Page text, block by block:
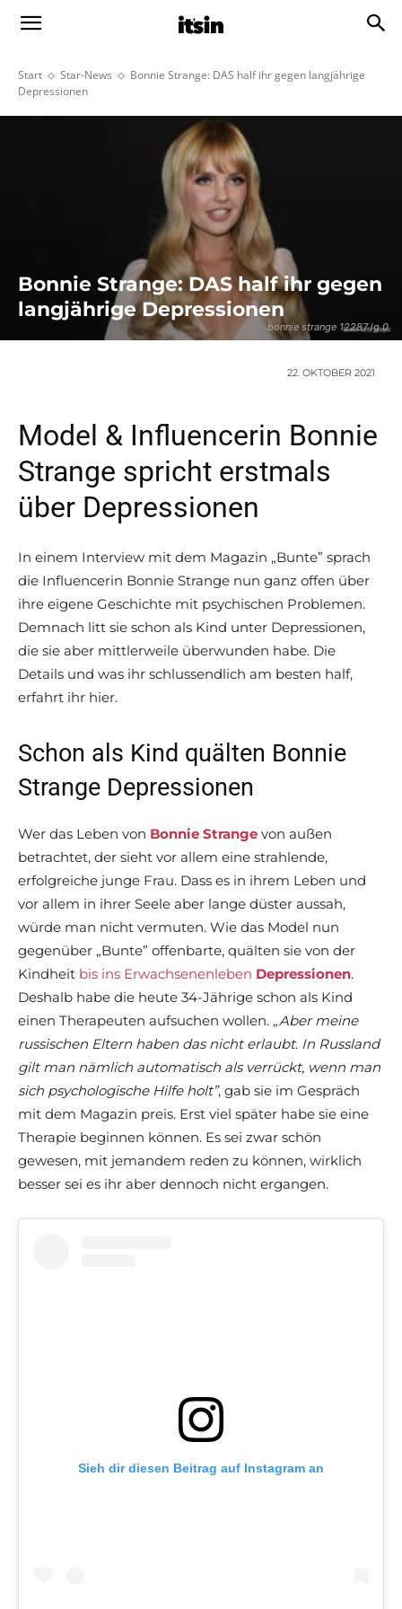
Start Star-News
Bonnie Strange: DAS half ihr gegen langjährige
Depressionen
bonnie strange 12287 lg 0
Bonnie Strange: DAS half ihr gegen
langjährige Depressionen
22. OKTOBER 2021
Model & Influencerin Bonnie
Strange spricht erstmals
über Depressionen
In einem Interview mit dem Magazin „Bunte” sprach
die Influencerin Bonnie Strange nun ganz offen über
ihre eigene Geschichte mit psychischen Problemen.
Demnach litt sie schon als Kind unter Depressionen,
die sie aber mittlerweile überwunden habe. Die
Details und was ihr schlussendlich am besten half,
erfahrt ihr hier.
Schon als Kind quälten Bonnie
Strange Depressionen
Wer das Leben von Bonnie Strange von außen
betrachtet, der sieht vor allem eine strahlende,
erfolgreiche junge Frau. Dass es in ihrem Leben und
vor allem in ihrer Seele aber lange düster aussah,
würde man nicht vermuten. Wie das Model nun
gegenüber „Bunte” offenbarte, quälten sie von der
Kindheit bis ins Erwachsenenleben Depressionen.
Deshalb habe die heute 34-Jährige schon als Kind
einen Therapeuten aufsuchen wollen. „Aber meine
russischen Eltern haben das nicht erlaubt. In Russland
gilt man nämlich automatisch als verrückt, wenn man
sich psychologische Hilfe holt”, gab sie im Gespräch
mit dem Magazin preis. Erst viel später habe sie eine
Therapie beginnen können. Es sei zwar schön
gewesen, mit jemandem reden zu können, wirklich
besser sei es ihr aber dennoch nicht ergangen.
Sieh dir diesen Beitrag auf Instagram an